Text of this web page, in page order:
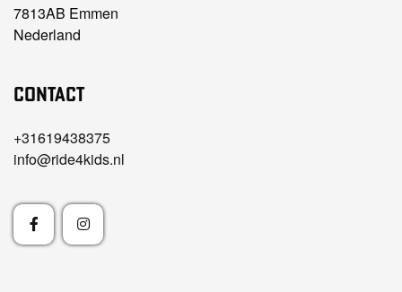
7813AB Emmen
Nederland
Contact
+31619438375
info@ride4kids.nl